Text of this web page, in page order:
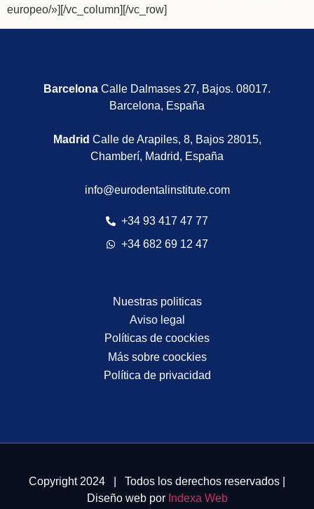
europeo/»][/vc_column][/vc_row]
Barcelona Calle Dalmases 27, Bajos. 08017.
Barcelona, España
Madrid Calle de Arapiles, 8, Bajos 28015,
Chamberí, Madrid, España
info@eurodentalinstitute.com
+34 93 417 47 77
+34 682 69 12 47
Nuestras politicas
Aviso legal
Políticas de coockies
Más sobre coockies
Política de privacidad
Copyright 2024 | Todos los derechos reservados |
Diseño web por Indexa Web